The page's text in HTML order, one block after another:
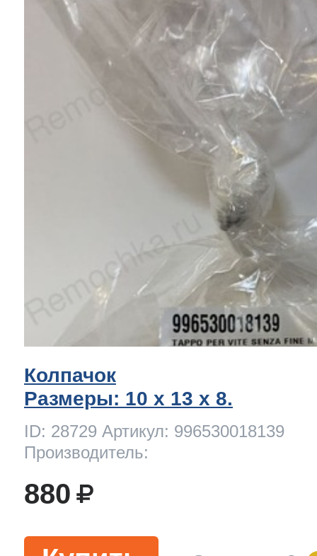
Колпачок
Размеры: 10 x 13 х 8.
ID: 28729 Артикул: 996530018139
Производитель:
880